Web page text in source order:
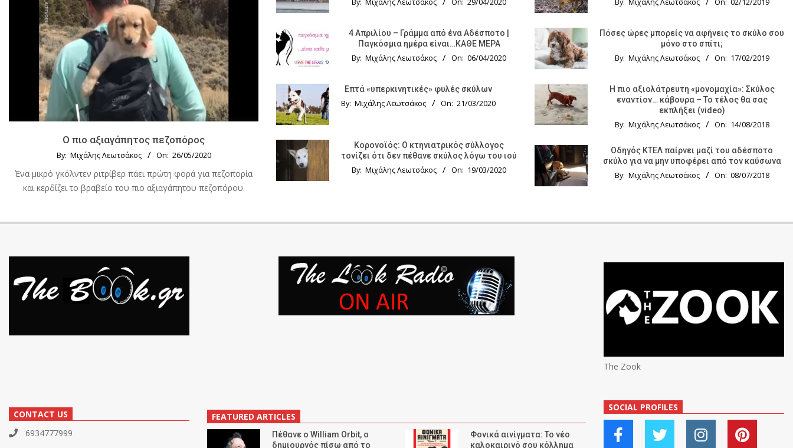
Ο πιο αξιαγάπητος πεζοπόρος
By: Μιχάλης Λεωτσάκος On: 26/05/2020
Ένα μικρό γκόλντεν ριτρίβερ πάει πρώτη φορά για πεζοπορία
και κερδίζει το βραβείο του πιο αξιαγάπητου πεζοπόρου.
By: Μιχάλης Λεωτσάκος On: 29/04/2020
4 Απριλίου – Γράμμα από ένα Αδέσποτο |
Παγκόσμια ημέρα είναι…ΚΑΘΕ ΜΕΡΑ
By: Μιχάλης Λεωτσάκος On: 06/04/2020
Επτά «υπερκινητικές» φυλές σκύλων
By: Μιχάλης Λεωτσάκος On: 21/03/2020
Κορονοϊός: Ο κτηνιατρικός σύλλογος
τονίζει ότι δεν πέθανε σκύλος λόγω του ιού
By: Μιχάλης Λεωτσάκος On: 19/03/2020
By: Μιχάλης Λεωτσάκος On: 02/12/2019
Πόσες ώρες μπορείς να αφήνεις το σκύλο σου
μόνο στο σπίτι;
By: Μιχάλης Λεωτσάκος On: 17/02/2019
Η πιο αξιολάτρευτη «μονομαχία»: Σκύλος
εναντίον… κάβουρα – Το τέλος θα σας
εκπλήξει (video)
By: Μιχάλης Λεωτσάκος On: 14/08/2018
Οδηγός KTΕΛ παίρνει μαζί του αδέσποτο
σκύλο για να μην υποφέρει από τον καύσωνα
By: Μιχάλης Λεωτσάκος On: 08/07/2018
CONTACT US
6934777999
FEATURED ARTICLES
Πέθανε ο William Orbit, ο
δημιουργός πίσω από το
Φονικά αινίγματα: Το νέο
καλοκαιρινό σου κόλλημα
The Zook
SOCIAL PROFILES